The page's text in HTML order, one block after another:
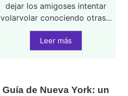
dejar los amigoses intentar
volarvolar conociendo otras...
Leer más
Guía de Nueva York: un